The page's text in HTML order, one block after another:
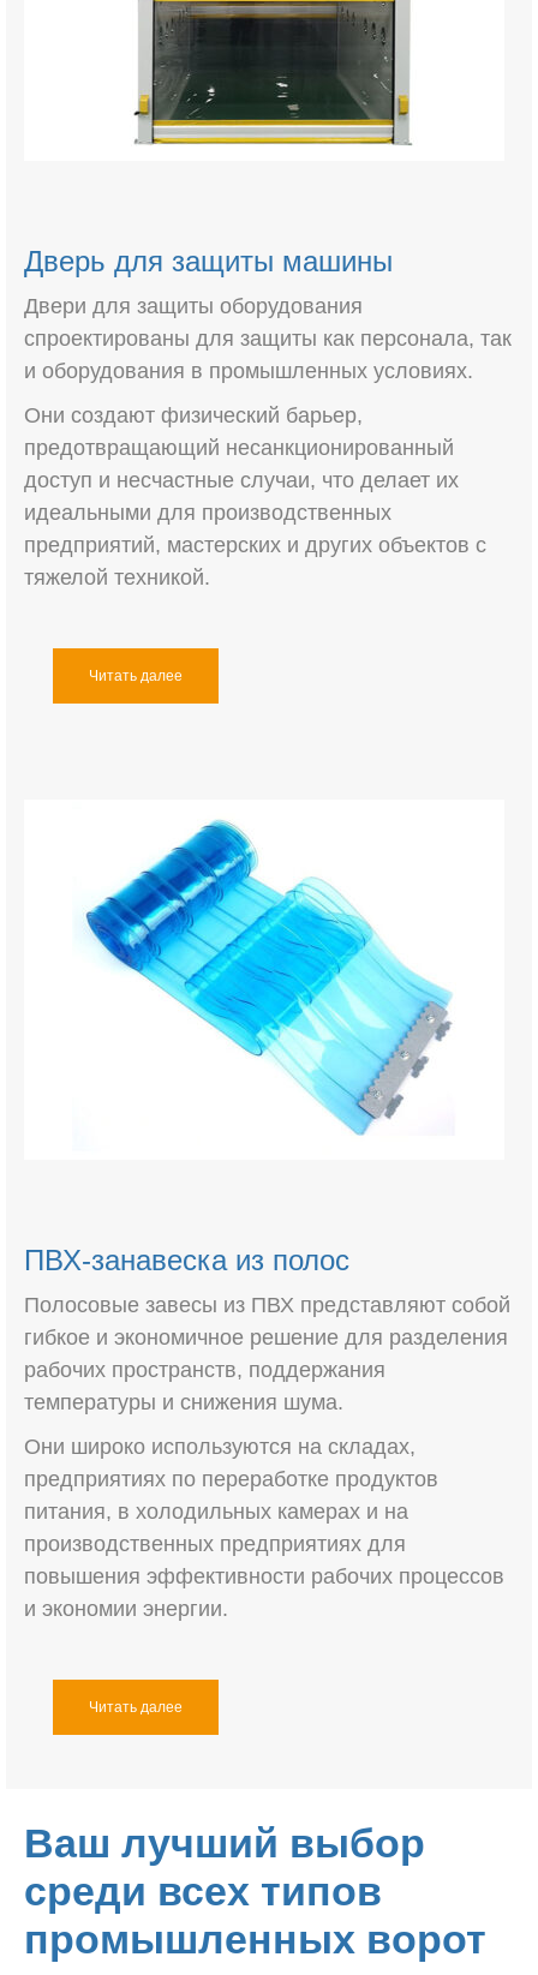
Дверь для защиты машины
Двери для защиты оборудования
спроектированы для защиты как персонала, так
и оборудования в промышленных условиях.
Они создают физический барьер,
предотвращающий несанкционированный
доступ и несчастные случаи, что делает их
идеальными для производственных
предприятий, мастерских и других объектов с
тяжелой техникой.
Читать далее
ПВХ-занавеска из полос
Полосовые завесы из ПВХ представляют собой
гибкое и экономичное решение для разделения
рабочих пространств, поддержания
температуры и снижения шума.
Они широко используются на складах,
предприятиях по переработке продуктов
питания, в холодильных камерах и на
производственных предприятиях для
повышения эффективности рабочих процессов
и экономии энергии.
Читать далее
Ваш лучший выбор
среди всех типов
промышленных ворот